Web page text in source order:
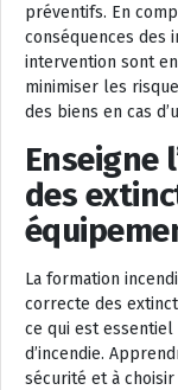
préventifs. En
conséquences des
intervention sont
minimiser les
des biens en cas
Enseigne
des
La formation
correcte des
ce qui est
d’incendie.
sécurité et à